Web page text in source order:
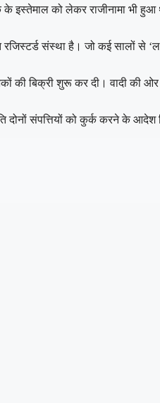
के इस्तेमाल को लेकर राजीनामा भी
संस्था है। जो कई सालों से
की बिक्री शुरू कर दी। वादी की
दोनों संपत्तियों को कुर्क करने के आदेश